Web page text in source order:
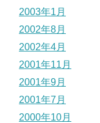
2003年1月
2002年8月
2002年4月
2001年11月
2001年9月
2001年7月
2000年10月